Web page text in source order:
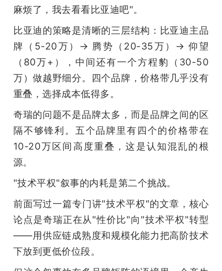
麻烦了，我去看看比亚迪吧"。
比亚迪的策略是清晰的三层结构：比亚迪主品
牌（5-20万）→ 腾势（20-35万）→ 仰望
（80万+），中间还有一个方程豹（30-50
万）做越野细分。四个品牌，价格带几乎没有
重叠，选择成本低得多。
奇瑞的问题不是品牌太多，而是品牌之间的区
隔不够锋利。五个品牌里有四个的价格带在
10-20万区间高度重叠，这是认知混乱的根
源。
"技术平权"叙事的内耗是第二个挑战。
前面写过一篇专门讲"技术平权"的文章，核心
论点是奇瑞正在从"性价比"向"技术平权"转型
——用供应链成熟度和规模化能力把高阶技术
下放到更低价位段。